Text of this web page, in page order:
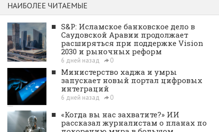
НАИБОЛЕЕ ЧИТАЕМЫЕ
■ S&P: Исламское банковское дело в
Саудовской Аравии продолжает
расширяться при поддержке Vision
2030 и рыночных реформ
6 дней назад 0
■ Министерство хаджа и умры
запускает новый портал цифровых
интеграций
6 дней назад 0
■ «Когда вы нас захватите?» ИИ
рассказал журналистам о планах по